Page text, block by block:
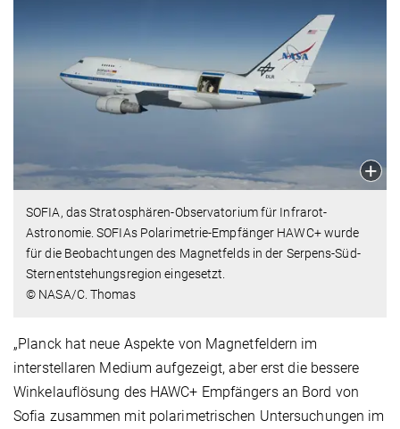
SOFIA, das Stratosphären-Observatorium für Infrarot-
Astronomie. SOFIAs Polarimetrie-Empfänger HAWC+ wurde
für die Beobachtungen des Magnetfelds in der Serpens-Süd-
Sternentstehungsregion eingesetzt.
© NASA/C. Thomas
„Planck hat neue Aspekte von Magnetfeldern im
interstellaren Medium aufgezeigt, aber erst die bessere
Winkelauflösung des HAWC+ Empfängers an Bord von
Sofia zusammen mit polarimetrischen Untersuchungen im